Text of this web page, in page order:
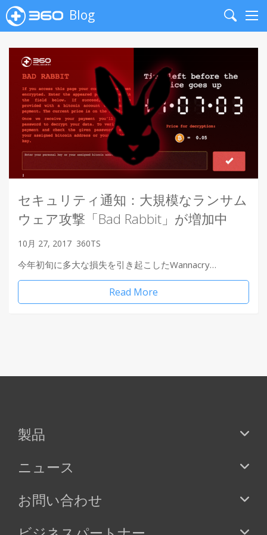
Blog
Search
セキュリティ通知：大規模なランサム
ウェア攻撃「Bad Rabbit」が増加中
10月 27, 2017 360TS
今年初旬に多大な損失を引き起こしたWannacry…
Read More
製品
ニュース
お問い合わせ